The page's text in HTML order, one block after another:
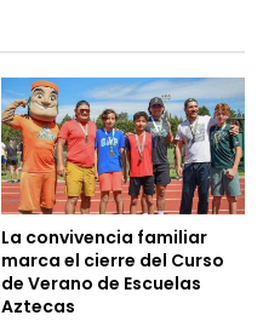
La convivencia familiar
marca el cierre del Curso
de Verano de Escuelas
Aztecas